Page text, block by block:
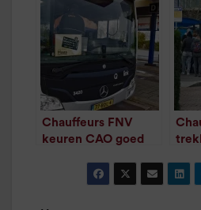
minuut leestijd
/1
Chauffeurs FNV
keuren CAO goed
73
/ 1